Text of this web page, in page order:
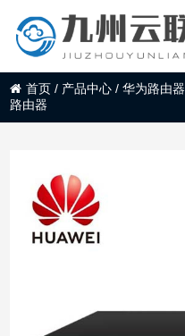
首页 / 产品中心 /华为路由器
路由器